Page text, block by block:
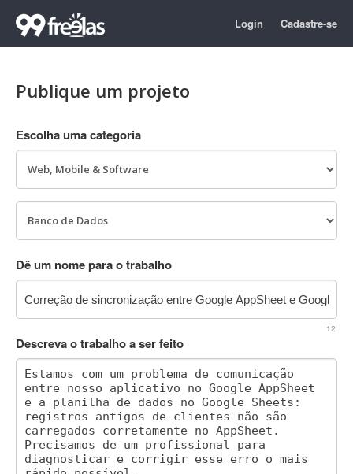
Login Cadastre-se
Publique um projeto
Escolha uma categoria
Dê um nome para o trabalho
12
Descreva o trabalho a ser feito